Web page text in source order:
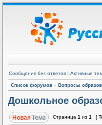
Сообщения без ответов | Активные
Список форумов » Вопросы
Дошкольное
Страница 1 из 1 [